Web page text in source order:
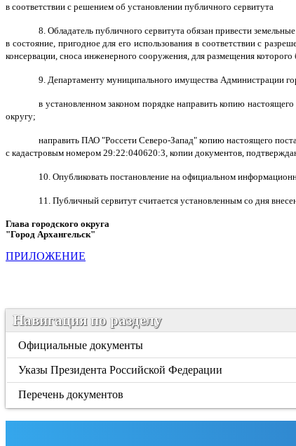
в соответствии с решением об установлении публичного сервитута
8. Обладатель публичного сервитута обязан привести
в состояние, пригодное для его использования в соответствии с
консервации, сноса инженерного сооружения, для размещения
9. Департаменту муниципального имущества Администрации
в установленном законом порядке направить копию
округу;
направить ПАО "Россети Северо-Запад" копию настоящего
с кадастровым номером 29:22:040620:3, копии документов,
10. Опубликовать постановление на официальном
11. Публичный сервитут считается установленным со дня
Глава городского округа
"Город Архангельск" Д.А.
ПРИЛОЖЕНИЕ
Навигация по разделу
Официальные документы
Указы Президента Российской Федерации
Перечень документов